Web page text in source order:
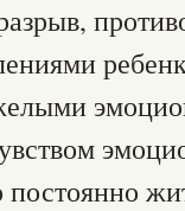
постоянно